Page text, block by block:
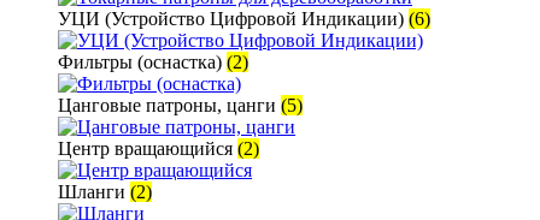
УЦИ (Устройство Цифровой Индикации) (6)
Фильтры (оснастка) (2)
Цанговые патроны, цанги (5)
Центр вращающийся (2)
Шланги (2)